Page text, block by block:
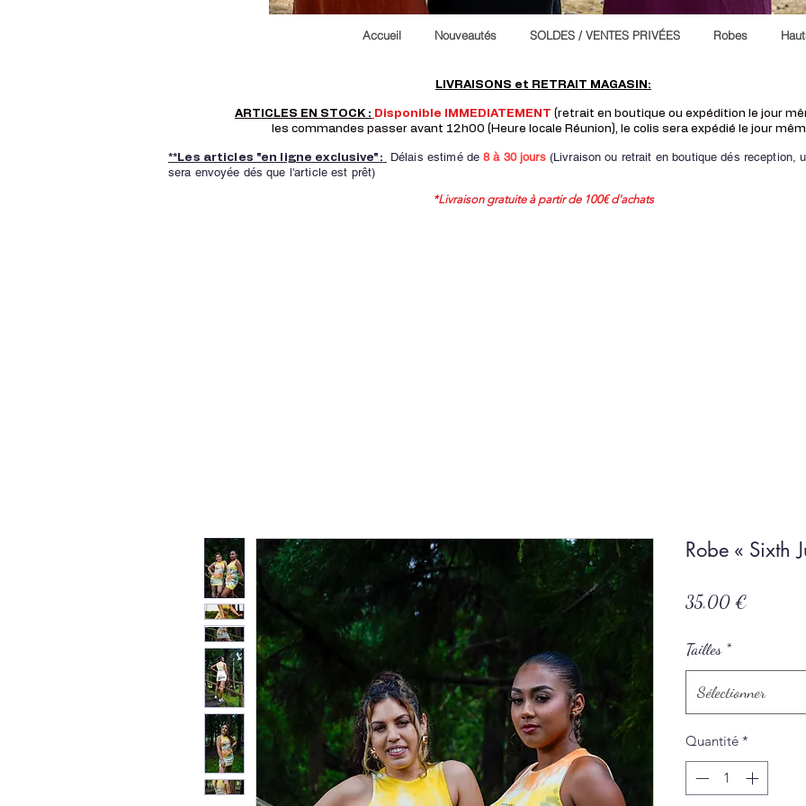
Accueil Nouveautés SOLDES / VENTES PRIVÉES Robes
LIVRAISONS et RETRAIT MAGASIN:
ARTICLES EN STOCK : Disponible IMMEDIATEMENT (retrait en boutique ou expédition le jour
les commandes passer avant 12h00 (Heure locale Réunion), le colis sera expédié le jour
**Les articles "en ligne exclusive": Délais estimé de8 à 30 jours(Livraison ou retrait en boutique dés reception,
sera envoyée dés que l'article est prêt)
*Livraison gratuite à partir de 100€ d'achats
Robe « Sixth
35,00 €
Tailles *
Sélectionner
Quantité *